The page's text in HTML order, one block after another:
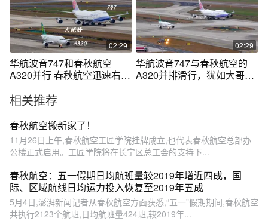
02:29
华航波音747和春秋航空
A320并行 春秋航空迅速右拐
02:29
华航波音747与春秋航空的
A320并排滑行，犹如大哥带
相关推荐
春秋航空搬新家了！
11月26日上午,春秋航空工匠学院挂牌成立,也代表春秋航空总部办
公楼正式启用。工匠学院将在长宁区总工会的支持下...
春秋航空：五一假期日均航班量较2019年增近四成，国
际、区域航线日均运力投入恢复至2019年五成
5月4日,澎湃新闻记者从春秋航空方面获悉,“五一”假期期间,春秋航空
共执行2123个航班,日均航班量424班,较2019年...